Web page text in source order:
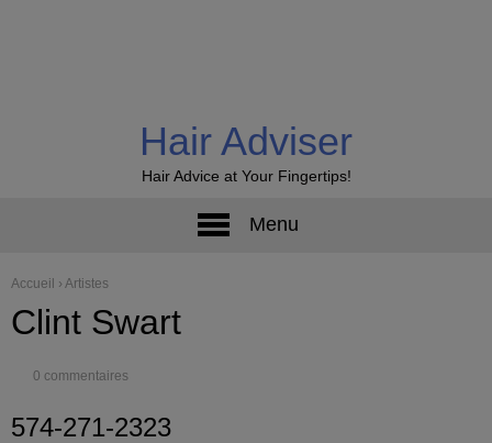
Hair Adviser
Hair Advice at Your Fingertips!
Menu
Accueil › Artistes
Clint Swart
0 commentaires
574-271-2323